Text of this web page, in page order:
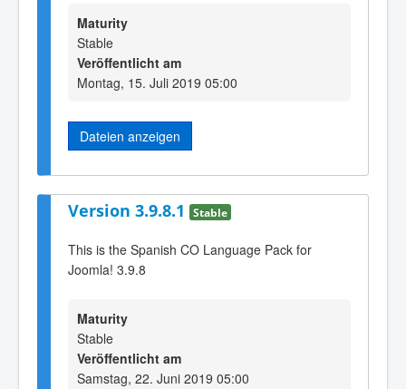
Maturity
Stable
Veröffentlicht am
Montag, 15. Juli 2019 05:00
Dateien anzeigen
Version 3.9.8.1 Stable
This is the Spanish CO Language Pack for
Joomla! 3.9.8
Maturity
Stable
Veröffentlicht am
Samstag, 22. Juni 2019 05:00